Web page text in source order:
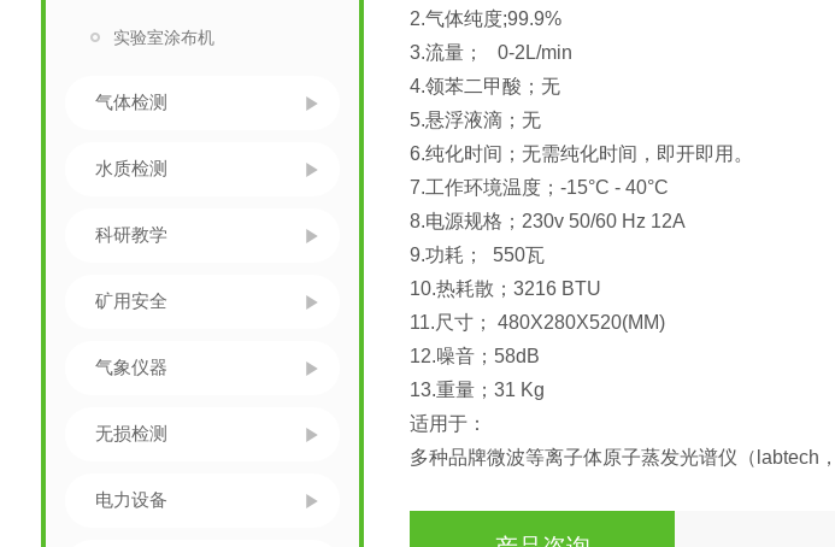
实验室涂布机
气体检测
水质检测
科研教学
矿用安全
气象仪器
无损检测
电力设备
2.气体纯度;99.9%
3.流量； 0-2L/min
4.领苯二甲酸；无
5.悬浮液滴；无
6.纯化时间；无需纯化时间，即开即用。
7.工作环境温度；-15°C - 40°C
8.电源规格；230v 50/60 Hz 12A
9.功耗； 550瓦
10.热耗散；3216 BTU
11.尺寸； 480X280X520(MM)
12.噪音；58dB
13.重量；31 Kg
适用于：
多种品牌微波等离子体原子蒸发光谱仪（labtech